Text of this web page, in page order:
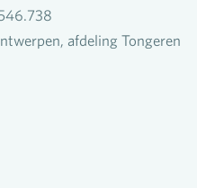
afdeling Tongeren